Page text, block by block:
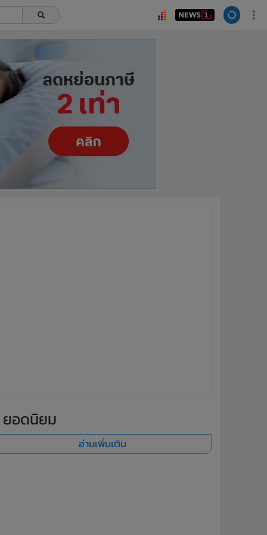
ยอดนิยม
อ่านเพิ่มเติม